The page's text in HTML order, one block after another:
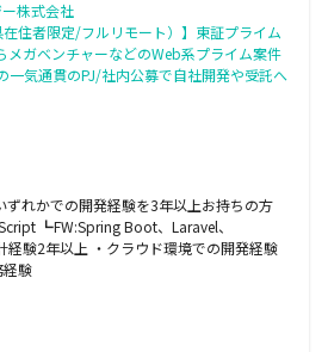
株式会社
在住者限定/フルリモート）】東証プライム
メガベンチャーなどのWeb系プライム案件
一気通貫のPJ/社内公募で自社開発や受託へ
れかでの開発経験を3年以上お持ちの方
┗FW:Spring Boot、Laravel、
経験2年以上 ・クラウド環境での開発経験
経験